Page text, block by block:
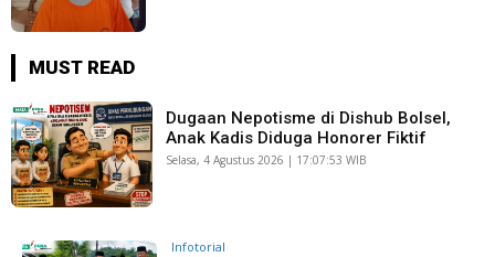
MUST READ
Dugaan Nepotisme di Dishub Bolsel,
Anak Kadis Diduga Honorer Fiktif
Selasa, 4 Agustus 2026 | 17:07:53 WIB
Infotorial